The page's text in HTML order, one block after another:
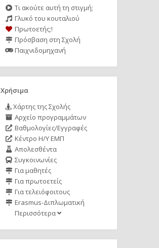
Τι ακούτε αυτή τη στιγμή;
Γλυκό του κουταλιού
Πρωτοετής;!
Πρόσβαση στη Σχολή
Παιχνιδομηχανή
Χρήσιμα
Χάρτης της Σχολής
Αρχείο προγραμμάτων
Βαθμολογίες/Εγγραφές
Κέντρο Η/Υ ΕΜΠ
Απολεσθέντα
Συγκοινωνίες
Για μαθητές
Για πρωτοετείς
Για τελειόφοιτους
Erasmus-Διπλωματική
Περισσότερα